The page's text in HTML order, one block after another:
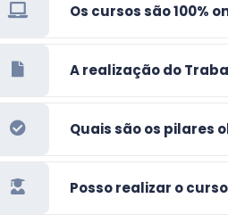
Os cursos são 100%
A realização do
Quais são os pilares
Posso realizar o